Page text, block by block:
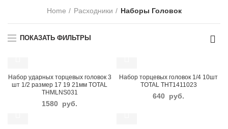
Home Расходники Наборы Головок
ПОКАЗАТЬ ФИЛЬТРЫ
Набор ударных торцевых головок 3
шт 1/2 размер 17 19 21мм TOTAL
THMLNS031
1580 руб.
Набор торцевых головок 1/4 10шт
TOTAL THT1411023
640 руб.